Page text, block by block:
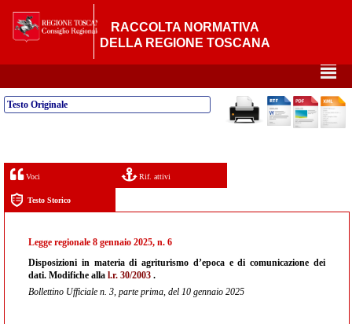
RACCOLTA NORMATIVA
DELLA REGIONE TOSCANA
²
Testo Originale
Voci Rif. attivi
Testo Storico
Legge regionale 8 gennaio 2025, n. 6
Disposizioni in materia di agriturismo d’epoca e di comunicazione dei
dati. Modifiche alla l.r. 30/2003 .
Bollettino Ufficiale n. 3, parte prima, del 10 gennaio 2025